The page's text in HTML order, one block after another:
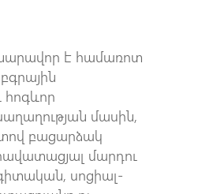
է համառոտ
հոգևոր
մասին,
բացարձակ
մարդու
սոցիալ-